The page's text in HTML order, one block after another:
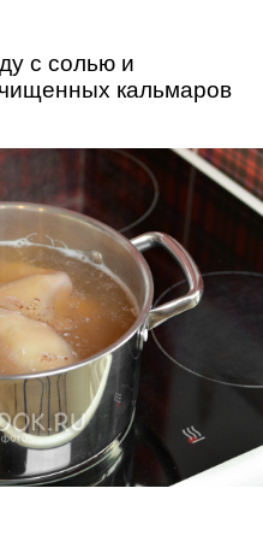
с солью и
кальмаров